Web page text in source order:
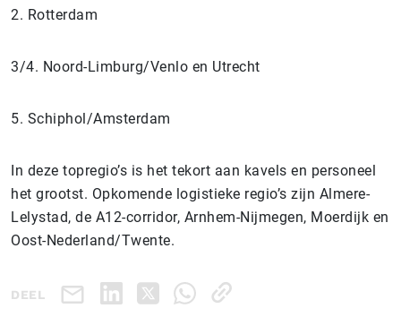
2. Rotterdam
3/4. Noord-Limburg/Venlo en Utrecht
5. Schiphol/Amsterdam
In deze topregio’s is het tekort aan kavels en personeel
het grootst. Opkomende logistieke regio’s zijn Almere-
Lelystad, de A12-corridor, Arnhem-Nijmegen, Moerdijk en
Oost-Nederland/Twente.
DEEL